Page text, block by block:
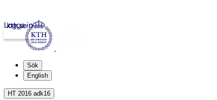
kth.se
Logga in
Sök
English
HT 2016 adk16